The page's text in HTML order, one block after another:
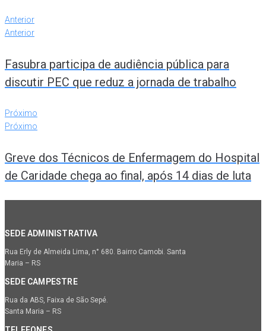
Anterior
Anterior
Fasubra participa de audiência pública para
discutir PEC que reduz a jornada de trabalho
Próximo
Próximo
Greve dos Técnicos de Enfermagem do Hospital
de Caridade chega ao final, após 14 dias de luta
SEDE ADMINISTRATIVA
Rua Erly de Almeida Lima, n° 680. Bairro Camobi. Santa
Maria – RS
SEDE CAMPESTRE
Rua da ABS, Faixa de São Sepé.
Santa Maria – RS